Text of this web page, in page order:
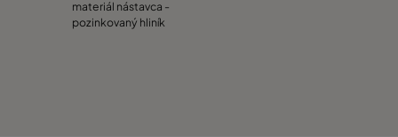
materiál nástavca -
pozinkovaný hliník